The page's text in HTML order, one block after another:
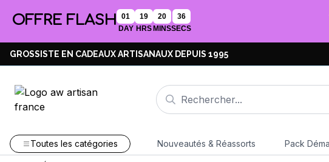
OFFRE FLASH
01
DAY
19
HRS
20
MINS
35
SECS
GROSSISTE EN CADEAUX ARTISANAUX DEPUIS 1995
Toutes les catégories Nouveautés & Réassorts Pack